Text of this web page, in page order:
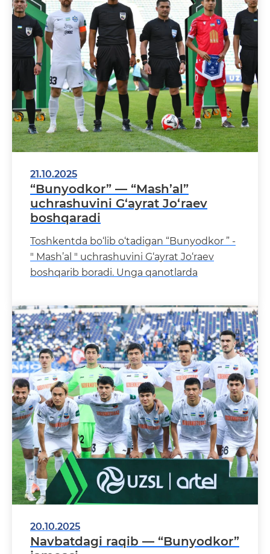
21.10.2025
“Bunyodkor” — “Mash’al”
uchrashuvini G‘ayrat Jo‘raev
boshqaradi
Toshkentda bo‘lib o‘tadigan “Bunyodkor ” -
" Mash’al " uchrashuvini G‘ayrat Jo‘raev
boshqarib boradi. Unga qanotlarda
20.10.2025
Navbatdagi raqib — “Bunyodkor”